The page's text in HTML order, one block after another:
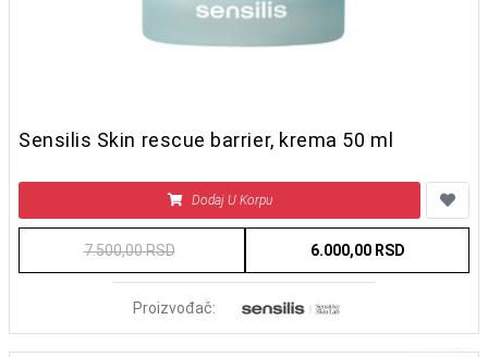
Sensilis Skin rescue barrier, krema 50 ml
Dodaj U Korpu
7.500,00 RSD 6.000,00 RSD
Proizvođač: